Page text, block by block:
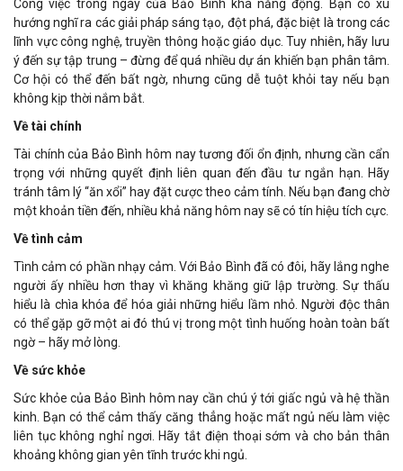
Công việc trong ngày của Bảo Bình khá năng động. Bạn có xu
hướng nghĩ ra các giải pháp sáng tạo, đột phá, đặc biệt là trong các
lĩnh vực công nghệ, truyền thông hoặc giáo dục. Tuy nhiên, hãy lưu
ý đến sự tập trung – đừng để quá nhiều dự án khiến bạn phân tâm.
Cơ hội có thể đến bất ngờ, nhưng cũng dễ tuột khỏi tay nếu bạn
không kịp thời nắm bắt.
Về tài chính
Tài chính của Bảo Bình hôm nay tương đối ổn định, nhưng cần cẩn
trọng với những quyết định liên quan đến đầu tư ngắn hạn. Hãy
tránh tâm lý “ăn xổi” hay đặt cược theo cảm tính. Nếu bạn đang chờ
một khoản tiền đến, nhiều khả năng hôm nay sẽ có tín hiệu tích cực.
Về tình cảm
Tình cảm có phần nhạy cảm. Với Bảo Bình đã có đôi, hãy lắng nghe
người ấy nhiều hơn thay vì khăng khăng giữ lập trường. Sự thấu
hiểu là chìa khóa để hóa giải những hiểu lầm nhỏ. Người độc thân
có thể gặp gỡ một ai đó thú vị trong một tình huống hoàn toàn bất
ngờ – hãy mở lòng.
Về sức khỏe
Sức khỏe của Bảo Bình hôm nay cần chú ý tới giấc ngủ và hệ thần
kinh. Bạn có thể cảm thấy căng thẳng hoặc mất ngủ nếu làm việc
liên tục không nghỉ ngơi. Hãy tắt điện thoại sớm và cho bản thân
khoảng không gian yên tĩnh trước khi ngủ.